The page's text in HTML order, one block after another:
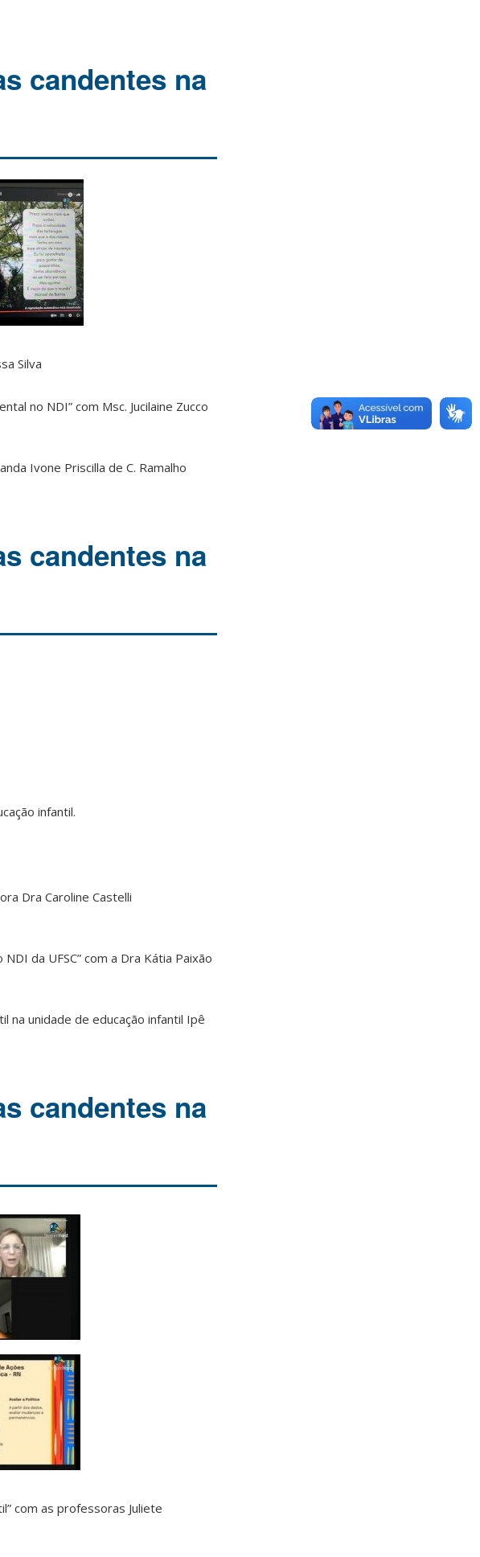
candentes na
Silva
no NDI” com Msc. Jucilaine Zucco
Ivone Priscilla de C. Ramalho
candentes na
infantil.
Dra Caroline Castelli
da UFSC” com a Dra Kátia Paixão
na unidade de educação infantil Ipê
candentes na
com as professoras Juliete